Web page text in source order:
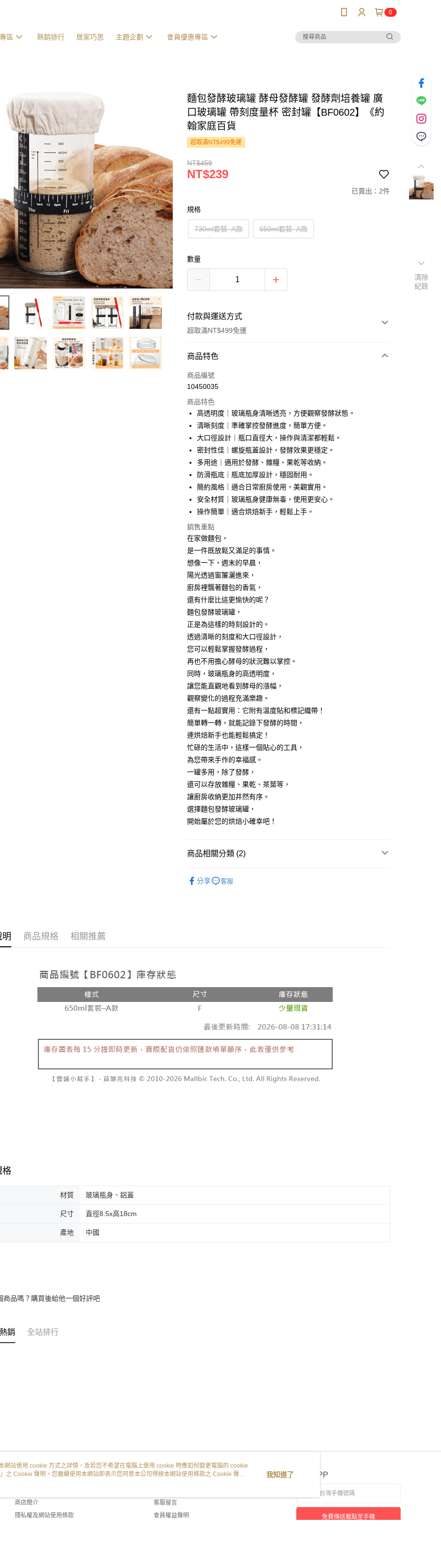
0
區 熱銷排行 居家巧思 主題企劃 會員優惠專區
麵包發酵玻璃罐 酵母發酵罐 發酵劑培養罐 廣
口玻璃罐 帶刻度量杯 密封罐【BF0602】《約
翰家庭百貨
超取滿NT$499免運
NT$459
NT$239
已賣出：2件
規格
730ml套裝–A款 650ml套裝–A款
數量
付款與運送方式
超取滿NT$499免運
付款方式
信用卡一次付款
LINE Pay
Apple Pay
街口支付
悠遊付
AFTEE先享後付
相關說明
【關於「AFTEE先享後付」】
AFTEE先享後付是「在收到商品之後才付款」的支付方式。 讓您購物簡單
便利好安心！
１．簡單：不需註冊會員、不需綁卡、不需儲值。
２．便利：只要手機號碼，簡訊認證，即可結帳。
３．安心：先確認商品／服務後，再付款。
【「AFTEE先享後付」結帳流程】
１．於結帳方式選擇「AFTEE先享後付」後，將跳轉至「AFTEE先享後
付」結帳頁面，進行簡訊認證並確認金額後，即可完成結帳。
２．訂單成立數日內，您將收到繳費通知簡訊。
３．收到繳費通知簡訊後14天內，點擊此簡訊中的連結，可透過四大超商
／ATM／網路銀行／等多元方式進行付款，方視為交易完成。
※ 請注意：結帳手續完成當下不需立刻繳費，但若您需要取消訂單，請聯
絡購買商品的店家。未經商家同意取消之訂單仍視為有效，需透過AFTEE
先享後付繳納相關費用。
※ 交易是否成功請以「AFTEE先享後付 」之結帳頁面顯示為準，若有關於
是否繳費成功／繳費後需取消欲退款等相關疑問，請聯繫「AFTEE先享後
付客戶支援中心」https://netprotections.freshdesk.com/support/home
【注意事項】
１．透過由恩沛科技股份有限公司提供之「AFTEE先享後付」服務完成之
交易，需依本服務之必要範圍內提供個人資料，並將交易相關給付款項請
求債權轉讓予恩沛科技股份有限公司。
https://aftee.tw/terms/#terms3
３．未成年的使用者請事先徵得法定代理人或監護人之同意方可使用
「AFTEE先享後付」，若未經同意申辦者引起之損失，本公司不負相關責
任。
４．使用「AFTEE先享後付」時，將依據個別帳號之用戶狀況，依本公司
即時審查核予不同之上限額度；若仍有額度不足之情形，本公司將視審查
５．嚴禁一人註冊多個帳號或使用他人資訊註冊。若發現惡意使用之情
形，恩沛科技股份有限公司將有權停止該用戶之使用額度並採取法律行
動。
ATM付款
運送方式
全家取貨付款
每筆NT$60，滿NT$499(含以上)免運費
7-11取貨付款
7-11取貨(快速到店)
每筆NT$115
宅配
每筆NT$100，滿NT$799(含以上)免運費
離島宅配
每筆NT$150
商品特色
商品編號
10450035
商品特色
高透明度｜玻璃瓶身清晰透亮，方便觀察發酵狀態。
清晰刻度｜準確掌控發酵進度，簡單方便。
大口徑設計｜瓶口直徑大，操作與清潔都輕鬆。
密封性佳｜螺旋瓶蓋設計，發酵效果更穩定。
多用途｜適用於發酵、雜糧、果乾等收納。
防滑瓶底｜瓶底加厚設計，穩固耐用。
簡約風格｜適合日常廚房使用，美觀實用。
安全材質｜玻璃瓶身健康無毒，使用更安心。
操作簡單｜適合烘焙新手，輕鬆上手。
銷售重點
在家做麵包，
是一件既放鬆又滿足的事情。
想像一下，週末的早晨，
陽光透過窗簾灑進來，
廚房裡飄著麵包的香氣，
還有什麼比這更愉快的呢？
麵包發酵玻璃罐，
正是為這樣的時刻設計的。
透過清晰的刻度和大口徑設計，
您可以輕鬆掌握發酵過程，
再也不用擔心酵母的狀況難以掌控。
同時，玻璃瓶身的高透明度，
讓您能直觀地看到酵母的漲幅，
觀察變化的過程充滿樂趣。
還有一點超實用：它附有溫度貼和標記織帶！
簡單轉一轉，就能記錄下發酵的時間，
連烘焙新手也能輕鬆搞定！
忙碌的生活中，這樣一個貼心的工具，
為您帶來手作的幸福感。
一罐多用，除了發酵，
還可以存放雜糧、果乾、茶葉等，
讓廚房收納更加井然有序。
選擇麵包發酵玻璃罐，
開始屬於您的烘焙小確幸吧！
商品相關分類 (2)
分享 客服
明 商品規格 相關推薦
格
材質 玻璃瓶身、鋁蓋
尺寸 直徑8.5x高18cm
產地 中國
商品嗎？購買後給他一個好評吧
銷 全站排行
關於我們
商店簡介
隱私權及網站使用條款
客服資訊
客服留言
會員權益聲明
官方APP
免費傳送載點至手機
清除
紀錄
網站使用 cookie 方式之詳情，及若您不希望在電腦上使用 cookie 時應如何變更電腦的 cookie
」之 Cookie 聲明。您繼續使用本網站即表示您同意本公司得按本網站使用條款之 Cookie 聲明
我知道了